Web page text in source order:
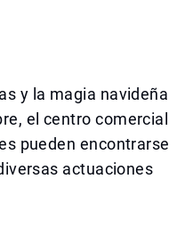
y la magia navideña
el centro comercial
pueden encontrarse
actuaciones